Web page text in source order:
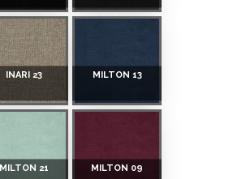
INARI 23 MILTON 13
MILTON 21 MILTON 09